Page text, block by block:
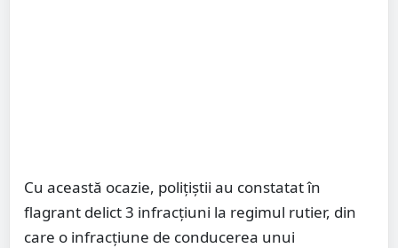
Cu această ocazie, polițiștii au constatat în
flagrant delict 3 infracțiuni la regimul rutier, din
care o infracțiune de conducerea unui